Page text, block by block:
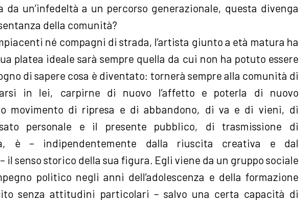
da un’infedeltà a un percorso generazionale, questa divenga
della comunità?
né compagni di strada, l’artista giunto a età matura ha
platea ideale sarà sempre quella da cui non ha potuto essere
di sapere cosa è diventato: tornerà sempre alla comunità di
in lei, carpirne di nuovo l’affetto e poterla di nuovo
movimento di ripresa e di abbandono, di va e di vieni, di
personale e il presente pubblico, di trasmissione di
è – indipendentemente dalla riuscita creativa e dal
il senso storico della sua figura. Egli viene da un gruppo sociale
politico negli anni dell’adolescenza e della formazione
senza attitudini particolari – salvo una certa capacità di